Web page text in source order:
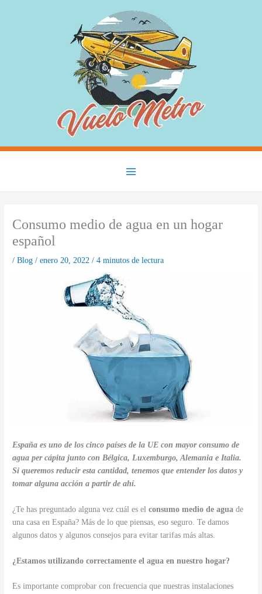
Consumo medio de agua en un hogar
español
/Blog /enero 20, 2022/4 minutos de lectura
España es uno de los cinco países de la UE con mayor consumo de
agua per cápita junto con Bélgica, Luxemburgo, Alemania e Italia.
Si queremos reducir esta cantidad, tenemos que entender los datos y
tomar alguna acción a partir de ahí.
¿Te has preguntado alguna vez cuál es elconsumo medio de agua de
una casa en España? Más de lo que piensas, eso seguro. Te damos
algunos datos y algunos consejos para evitar tarifas más altas.
¿Estamos utilizando correctamente el agua en nuestro hogar?
Es importante comprobar con frecuencia que nuestras instalaciones